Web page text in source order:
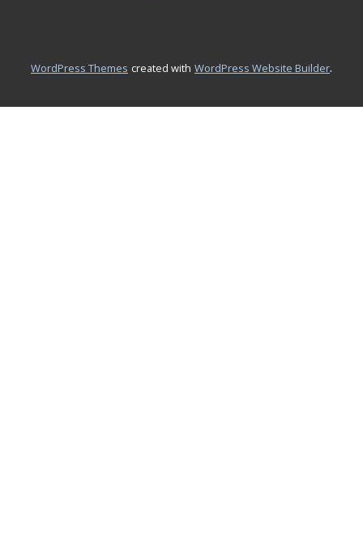
WordPress Themes created with WordPress Website Builder.